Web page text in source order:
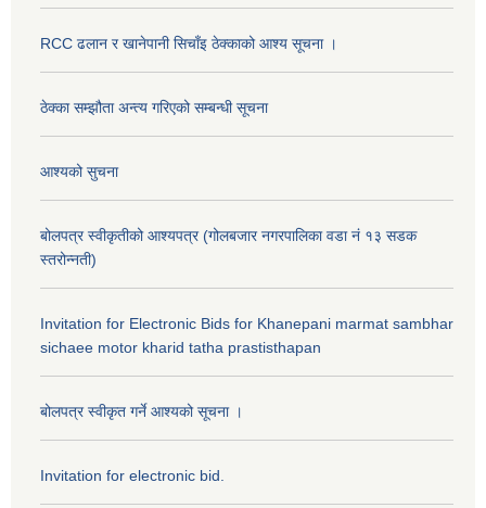
RCC ढलान र खानेपानी सिचाँइ ठेक्काको आश्य सूचना ।
ठेक्का सम्झौता अन्त्य गरिएको सम्बन्धी सूचना
आश्यको सुचना
बोलपत्र स्वीकृतीको आश्यपत्र (गोलबजार नगरपालिका वडा नं १३ सडक
स्तरोन्नती)
Invitation for Electronic Bids for Khanepani marmat sambhar
sichaee motor kharid tatha prastisthapan
बोलपत्र स्वीकृत गर्ने आश्यको सूचना ।
Invitation for electronic bid.